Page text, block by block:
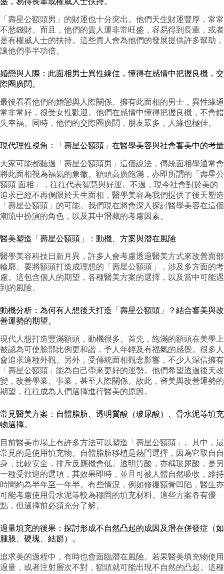
「壽星公額頭男」的財運也十分突出。他們天生財運豐厚，常常
不愁錢財。而且，他們的貴人運非常旺盛，容易得到長輩，或者
是有權威人士的扶持。這些貴人會為他們的發展提供許多幫助，
讓他們事半功倍。
婚戀與人際：此面相男士異性緣佳，懂得在感情中把握良機，交
際圈廣闊。
最後看看他們的婚戀與人際關係。擁有此面相的男士，異性緣通
常非常好，很受女性歡迎。他們在感情中懂得把握良機，不會錯
失幸福。同時，他們的交際圈廣闊，朋友眾多，人緣也極佳。
現代理性視角：「壽星公額頭」在醫學美容與社會審美中的考量
大家可能都聽過「壽星公額頭男」這個說法，傳統面相學通常會
將此面相視為福氣的象徵。額頭高廣飽滿，亦即所謂的「壽星公
額頭 面相」，往往代表智慧與好運。不過，現今社會對於美的
追求已經不再侷限於天生面相，醫學美容為我們提供了後天塑造
「壽星公額頭」的可能。我們現在將會深入探討醫學美容在這個
潮流中扮演的角色，以及其中潛藏的考慮因素。
醫美塑造「壽星公額頭」：動機、方案與潛在風險
醫學美容科技日新月異，許多人會考慮透過醫美方式來改善面部
輪廓。要將額頭打造成理想的「壽星公額頭」，涉及多方面的考
慮。這包含個人的期望，各種醫美方案的選擇，以及當中可能遇
到的風險。
動機分析：為何有人想後天打造「壽星公額頭」？結合審美與改
善運勢的期望。
現代人想打造豐滿額頭，動機很多。首先，飽滿的額頭在美學上
被認為可使臉部比例更和諧，予人年輕及有福氣的感覺。很多人
會追求這種外觀。另外，受傳統面相觀念影響，不少人深信擁有
「壽星公額頭」能為自己帶來更好的運勢。他們希望透過後天改
變，改善學業、事業，甚至人際關係。故此，審美與改善運勢的
期望，往往成為人們選擇進行醫美的原因。
常見醫美方案：自體脂肪、透明質酸（玻尿酸）、骨水泥等填充
物選擇。
目前醫美市場上有許多方法可以塑造「壽星公額頭」。其中，最
常見的是使用填充物。自體脂肪移植是熱門選擇，因為它取自自
身，比較安全，排斥反應機會低。透明質酸，亦稱玻尿酸，是另
一種受歡迎的選項，其效果即時，並且可被人體自然吸收，維持
時間約為半年至一年半。有些情況，例如修復額骨凹陷，醫生亦
可能考慮使用骨水泥等較為穩固的填充材料。這些方案各有優
點，但選擇前必須充分了解。
過量填充的後果：探討形成不自然凸起的成因及潛在併發症（如
腫脹、硬塊、結節）。
追求美的過程中，有時也會面臨潛在風險。若果醫美填充物使用
過量，或者注射層次不對，額頭就可能出現不自然的凸起。這種